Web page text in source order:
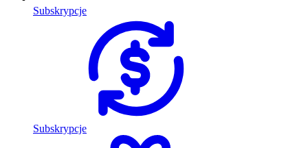
Subskrypcje
Subskrypcje